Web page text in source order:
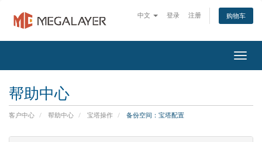
中文 登录 注册 购物车
帮助中心
客户中心 帮助中心 宝塔操作 备份空间：宝塔配置